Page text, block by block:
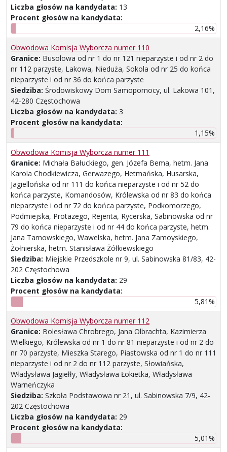
Liczba głosów na kandydata: 13
Procent głosów na kandydata:
2,16%
Obwodowa Komisja Wyborcza numer 110
Granice: Busolowa od nr 1 do nr 121 nieparzyste i od nr 2 do
nr 112 parzyste, Lakowa, Nieduża, Sokola od nr 25 do końca
nieparzyste i od nr 36 do końca parzyste
Siedziba: Środowiskowy Dom Samopomocy, ul. Lakowa 101,
42-280 Częstochowa
Liczba głosów na kandydata: 3
Procent głosów na kandydata:
1,15%
Obwodowa Komisja Wyborcza numer 111
Granice: Michała Bałuckiego, gen. Józefa Bema, hetm. Jana
Karola Chodkiewicza, Gerwazego, Hetmańska, Husarska,
Jagiellońska od nr 111 do końca nieparzyste i od nr 52 do
końca parzyste, Komandosów, Królewska od nr 83 do końca
nieparzyste i od nr 72 do końca parzyste, Podkomorzego,
Podmiejska, Protazego, Rejenta, Rycerska, Sabinowska od nr
79 do końca nieparzyste i od nr 44 do końca parzyste, hetm.
Jana Tarnowskiego, Wawelska, hetm. Jana Zamoyskiego,
Żołnierska, hetm. Stanisława Żółkiewskiego
Siedziba: Miejskie Przedszkole nr 9, ul. Sabinowska 81/83, 42-
202 Częstochowa
Liczba głosów na kandydata: 29
Procent głosów na kandydata:
5,81%
Obwodowa Komisja Wyborcza numer 112
Granice: Bolesława Chrobrego, Jana Olbrachta, Kazimierza
Wielkiego, Królewska od nr 1 do nr 81 nieparzyste i od nr 2 do
nr 70 parzyste, Mieszka Starego, Piastowska od nr 1 do nr 111
nieparzyste i od nr 2 do nr 112 parzyste, Słowiańska,
Władysława Jagiełły, Władysława Łokietka, Władysława
Warneńczyka
Siedziba: Szkoła Podstawowa nr 21, ul. Sabinowska 7/9, 42-
202 Częstochowa
Liczba głosów na kandydata: 29
Procent głosów na kandydata:
5,01%